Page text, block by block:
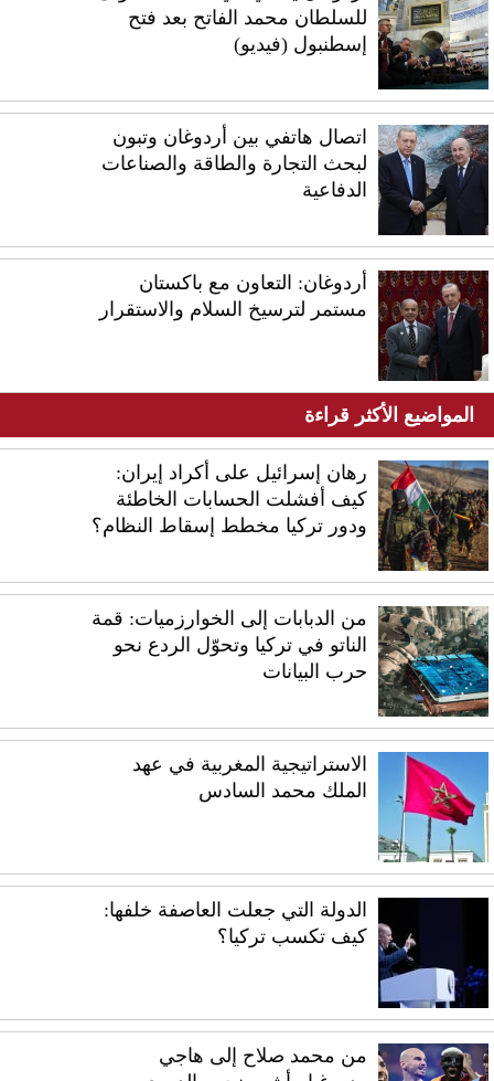
للسلطان محمد الفاتح بعد فتح
إسطنبول (فيديو)
اتصال هاتفي بين أردوغان وتبون
لبحث التجارة والطاقة والصناعات
الدفاعية
أردوغان: التعاون مع باكستان
مستمر لترسيخ السلام والاستقرار
المواضيع الأكثر قراءة
رهان إسرائيل على أكراد إيران:
كيف أفشلت الحسابات الخاطئة
ودور تركيا مخطط إسقاط النظام؟
من الدبابات إلى الخوارزميات: قمة
الناتو في تركيا وتحوّل الردع نحو
حرب البيانات
الاستراتيجية المغربية في عهد
الملك محمد السادس
الدولة التي جعلت العاصفة خلفها:
كيف تكسب تركيا؟
من محمد صلاح إلى هاجي